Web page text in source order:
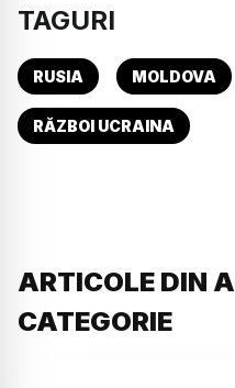
TAGURI
RUSIA MOLDOVA
RĂZBOI UCRAINA
ARTICOLE DIN
CATEGORIE